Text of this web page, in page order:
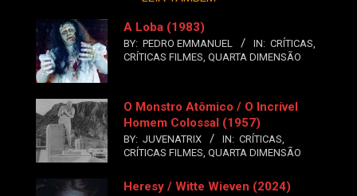
A Loba (1983)
BY: PEDRO EMMANUEL IN: CRÍTICAS,
CRÍTICAS FILMES, QUARTA DIMENSÃO
O Monstro Atômico / O Incrível
Homem Colossal (1957)
BY: JUVENATRIX IN: CRÍTICAS,
CRÍTICAS FILMES, QUARTA DIMENSÃO
Heresy / Witte Wieven (2024)